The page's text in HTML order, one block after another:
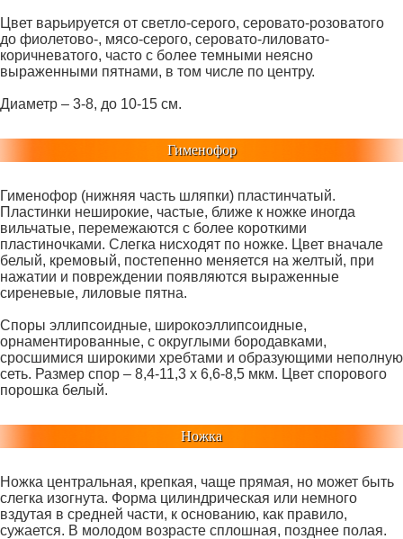
Цвет варьируется от светло-серого, серовато-розоватого
до фиолетово-, мясо-серого, серовато-лиловато-
коричневатого, часто с более темными неясно
выраженными пятнами, в том числе по центру.
Диаметр – 3-8, до 10-15 см.
Гименофор
Гименофор (нижняя часть шляпки) пластинчатый.
Пластинки неширокие, частые, ближе к ножке иногда
вильчатые, перемежаются с более короткими
пластиночками. Слегка нисходят по ножке. Цвет вначале
белый, кремовый, постепенно меняется на желтый, при
нажатии и повреждении появляются выраженные
сиреневые, лиловые пятна.
Споры эллипсоидные, широкоэллипсоидные,
орнаментированные, с округлыми бородавками,
сросшимися широкими хребтами и образующими неполную
сеть. Размер спор – 8,4-11,3 х 6,6-8,5 мкм. Цвет спорового
порошка белый.
Ножка
Ножка центральная, крепкая, чаще прямая, но может быть
слегка изогнута. Форма цилиндрическая или немного
вздутая в средней части, к основанию, как правило,
сужается. В молодом возрасте сплошная, позднее полая.